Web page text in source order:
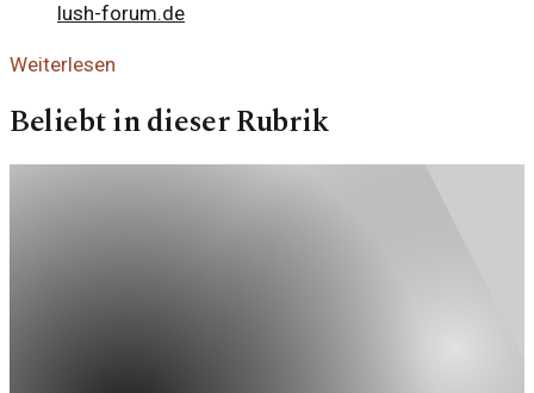
lush-forum.de
Weiterlesen
Beliebt in dieser Rubrik